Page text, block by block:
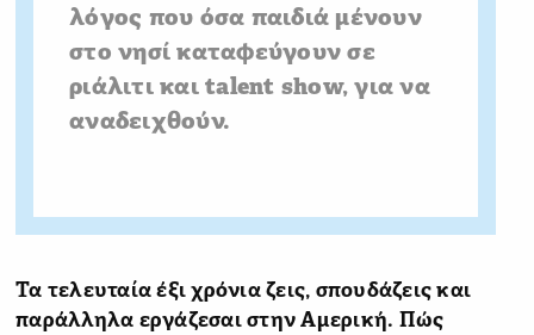
λόγος που όσα παιδιά μένουν
στο νησί καταφεύγουν σε
ριάλιτι και talent show, για να
αναδειχθούν.
Τα τελευταία έξι χρόνια ζεις, σπουδάζεις και
παράλληλα εργάζεσαι στην Αμερική. Πώς